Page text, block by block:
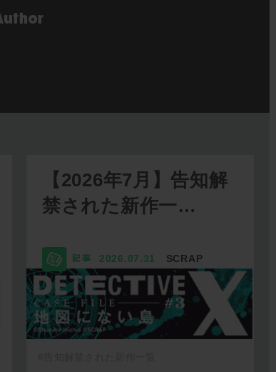
【2026年7月】告知解
禁された新作一…
2026.07.31 SCRAP